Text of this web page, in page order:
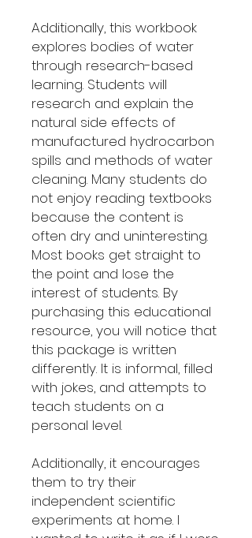
Additionally, this workbook
explores bodies of water
through research-based
learning. Students will
research and explain the
natural side effects of
manufactured hydrocarbon
spills and methods of water
cleaning. Many students do
not enjoy reading textbooks
because the content is
often dry and uninteresting.
Most books get straight to
the point and lose the
interest of students. By
purchasing this educational
resource, you will notice that
this package is written
differently. It is informal, filled
with jokes, and attempts to
teach students on a
personal level.
Additionally, it encourages
them to try their
independent scientific
experiments at home. I